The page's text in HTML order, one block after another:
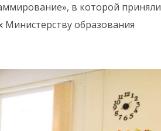
в которой приняли
Министерству образования